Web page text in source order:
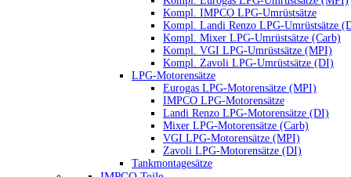
Kompl. IMPCO LPG-Umrüstsätze
Kompl. Landi Renzo LPG-Umrüstsätze
Kompl. Mixer LPG-Umrüstsätze (Carb)
Kompl. VGI LPG-Umrüstsätze (MPI)
Kompl. Zavoli LPG-Umrüstsätze (DI)
LPG-Motorensätze
Eurogas LPG-Motorensätze (MPI)
IMPCO LPG-Motorensätze
Landi Renzo LPG-Motorensätze (DI)
Mixer LPG-Motorensätze (Carb)
VGI LPG-Motorensätze (MPI)
Zavoli LPG-Motorensätze (DI)
Tankmontagesätze